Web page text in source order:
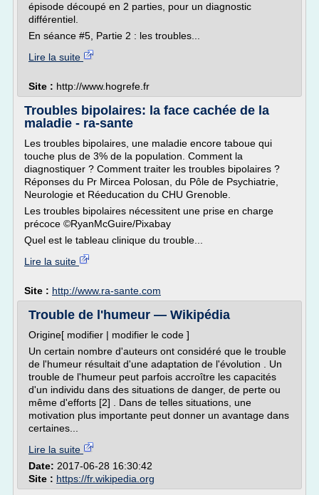
épisode découpé en 2 parties, pour un diagnostic
différentiel.
En séance #5, Partie 2 : les troubles...
Lire la suite
Site : http://www.hogrefe.fr
Troubles bipolaires: la face cachée de la
maladie - ra-sante
Les troubles bipolaires, une maladie encore taboue qui
touche plus de 3% de la population. Comment la
diagnostiquer ? Comment traiter les troubles bipolaires ?
Réponses du Pr Mircea Polosan, du Pôle de Psychiatrie,
Neurologie et Réeducation du CHU Grenoble.
Les troubles bipolaires nécessitent une prise en charge
précoce ©RyanMcGuire/Pixabay
Quel est le tableau clinique du trouble...
Lire la suite
Site : http://www.ra-sante.com
Trouble de l'humeur — Wikipédia
Origine[ modifier | modifier le code ]
Un certain nombre d'auteurs ont considéré que le trouble
de l'humeur résultait d'une adaptation de l'évolution . Un
trouble de l'humeur peut parfois accroître les capacités
d'un individu dans des situations de danger, de perte ou
même d'efforts [2] . Dans de telles situations, une
motivation plus importante peut donner un avantage dans
certaines...
Lire la suite
Date: 2017-06-28 16:30:42
Site : https://fr.wikipedia.org